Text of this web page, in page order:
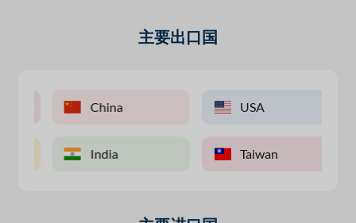
主要出口国
China
India
USA
Taiwan